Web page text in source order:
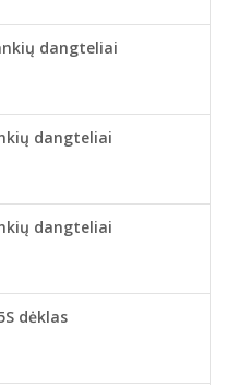
dangteliai
dangteliai
dangteliai
dėklas